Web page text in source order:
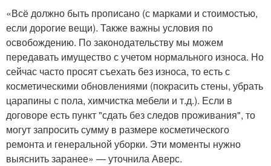
«Всё должно быть прописано (с марками и стоимостью,
если дорогие вещи). Также важны условия по
освобождению. По законодательству мы можем
передавать имущество с учетом нормального износа. Но
сейчас часто просят съехать без износа, то есть с
косметическими обновлениями (покрасить стены, убрать
царапины с пола, химчистка мебели и т.д.). Если в
договоре есть пункт "сдать без следов проживания", то
могут запросить сумму в размере косметического
ремонта и генеральной уборки. Эти моменты нужно
выяснить заранее» — уточнила Аверс.